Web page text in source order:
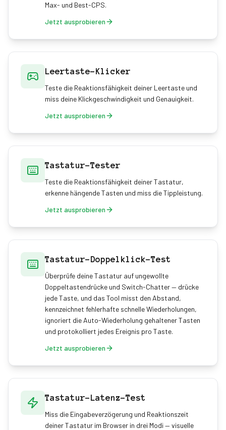
Max- und Best-CPS.
Jetzt ausprobieren
Leertaste-Klicker
Teste die Reaktionsfähigkeit deiner Leertaste und
miss deine Klickgeschwindigkeit und Genauigkeit.
Jetzt ausprobieren
Tastatur-Tester
Teste die Reaktionsfähigkeit deiner Tastatur,
erkenne hängende Tasten und miss die Tippleistung.
Jetzt ausprobieren
Tastatur-Doppelklick-Test
Überprüfe deine Tastatur auf ungewollte
Doppeltastendrücke und Switch-Chatter — drücke
jede Taste, und das Tool misst den Abstand,
kennzeichnet fehlerhafte schnelle Wiederholungen,
ignoriert die Auto-Wiederholung gehaltener Tasten
und protokolliert jedes Ereignis pro Taste.
Jetzt ausprobieren
Tastatur-Latenz-Test
Miss die Eingabeverzögerung und Reaktionszeit
deiner Tastatur im Browser in drei Modi — visuelle